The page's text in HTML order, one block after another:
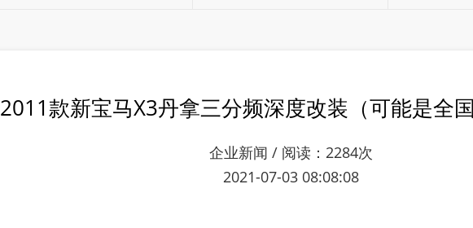
2011款新宝马X3丹拿三分频深度改装（可能是全国
企业新闻 / 阅读：2284次
2021-07-03 08:08:08